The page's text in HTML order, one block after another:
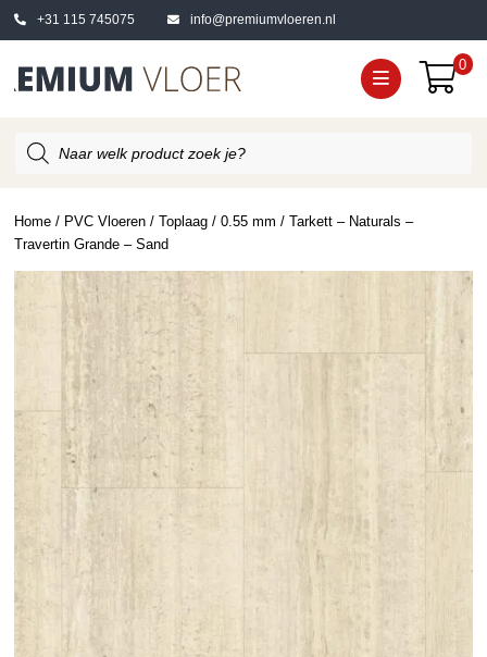
+31 115 745075 info@premiumvloeren.nl
0
zoeken
Home / PVC Vloeren /Toplaag /0.55 mm / Tarkett – Naturals –
Travertin Grande – Sand